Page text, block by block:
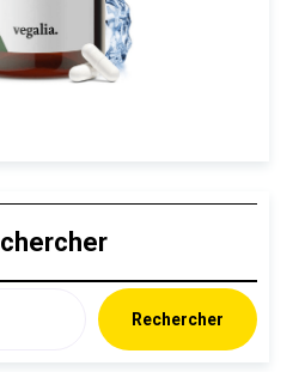
Rechercher